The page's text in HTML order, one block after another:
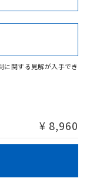
Cr(VI)
ます。
合状況ページへ
ご検索ください
に関する見解が入手でき
¥ 8,960